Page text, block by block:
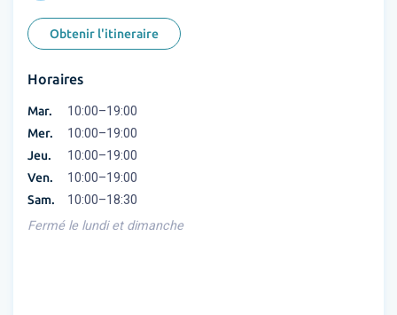
Obtenir l'itineraire
Horaires
Mar. 10:00–19:00
Mer. 10:00–19:00
Jeu. 10:00–19:00
Ven. 10:00–19:00
Sam.
10:00–18:30
Fermé le lundi et dimanche